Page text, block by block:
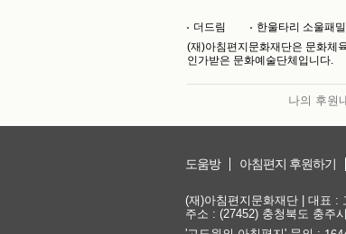
더드림
한울타리 소울패밀
(재)아침편지문화재단은 문화체
인가받은 문화예술단체입니다.
나의 후원
도움방 아침편지 후원하기
(재)아침편지문화재단 | 대표 :
주소 : (27452) 충청북도 충주